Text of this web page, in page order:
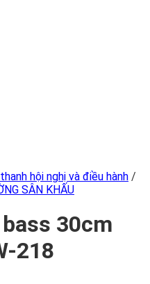
hội nghị và điều hành /
SÂN KHẤU
30cm
218